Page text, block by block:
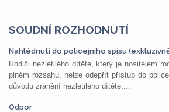
SOUDNÍ ROZHODNUTÍ
Nahlédnutí do policejního spisu
Rodiči nezletilého dítěte, který je nositelem
plném rozsahu, nelze odepřít přístup do
důvodu zranění nezletilého dítěte,...
Odpor